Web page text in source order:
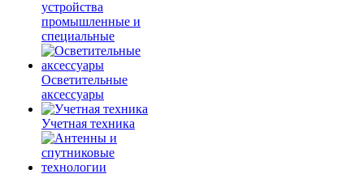
устройства
промышленные и
специальные
Осветительные
аксессуары
Учетная техника